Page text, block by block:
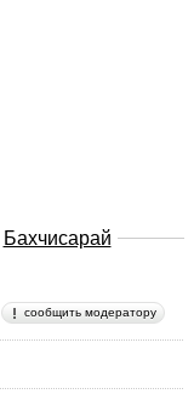
Бахчисарай
сообщить модератору